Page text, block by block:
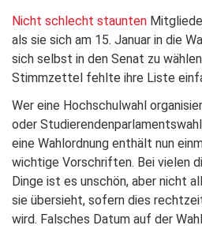
Nicht schlecht staunten
als sie sich am 15. Januar in die
sich selbst in den Senat zu
Stimmzettel fehlte ihre Liste
Wer eine Hochschulwahl
oder
eine Wahlordnung enthält nun
wichtige Vorschriften. Bei vielen
Dinge ist es unschön, aber nicht
sie übersieht, sofern dies
wird. Falsches Datum auf der